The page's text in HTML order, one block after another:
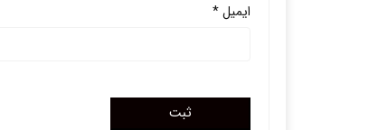
ایمیل*